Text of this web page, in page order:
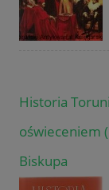
Historia
oświeceniem
Biskupa